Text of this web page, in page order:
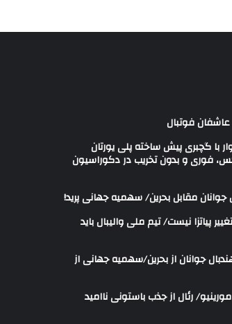
فوتبال
با گچبری پیش ساخته پلی یورتان
فوری و بدون تخریب در دکوراسیون
مقابل بحرین/ سهمیه جهانی پرید!
پیاتزا نیست/ تیم ملی والیبال باید
جوانان از بحرین/سهمیه جهانی از
رئال از جذب باستونی ناامید